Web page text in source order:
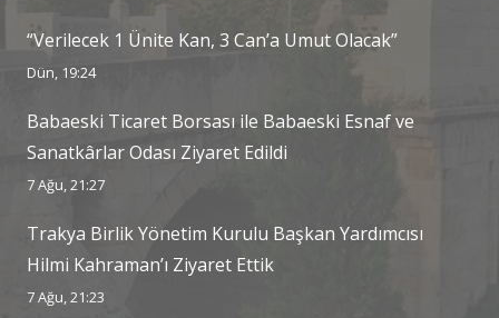
“Verilecek 1 Ünite Kan, 3 Can’a Umut Olacak”
Dün, 19:24
Babaeski Ticaret Borsası ile Babaeski Esnaf ve
Sanatkârlar Odası Ziyaret Edildi
7 Ağu, 21:27
Trakya Birlik Yönetim Kurulu Başkan Yardımcısı
Hilmi Kahraman’ı Ziyaret Ettik
7 Ağu, 21:23